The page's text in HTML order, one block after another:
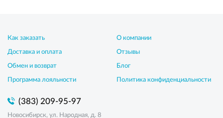
Как заказать
Доставка и оплата
Обмен и возврат
Программа лояльности
О компании
Отзывы
Блог
Политика конфиденциальности
(383) 209-95-97
Новосибирск, ул. Народная, д. 8